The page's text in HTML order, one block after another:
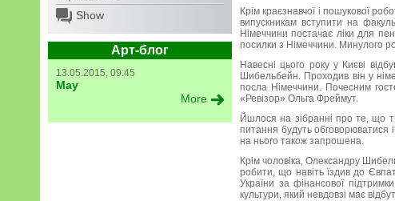
Show
Арт-блог
13.05.2015, 09:45
May
More
Крім краєзнавчої і пошукової
випускникам вступити на
Німеччини постачає ліки для
посилки з Німеччини. Минулого
Навесні цього року у Києві
Шибельбейн. Проходив він у
посла Німеччини. Почесним
«Ревізор» Ольга Фреймут.
Йшлося на зібранні про те, що
питання будуть обговорюватися
на нього також запрошена.
Крім чоловіка, Олександру
робити, що навіть їздив до
України за фінансової
культури, який невдовзі має